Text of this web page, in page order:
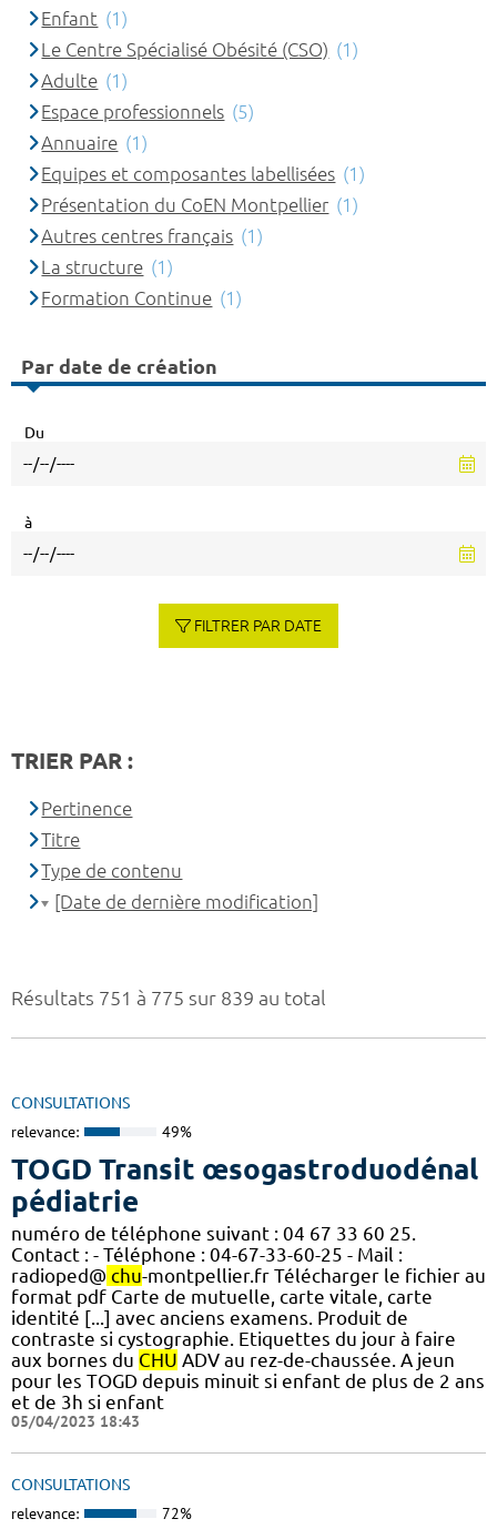
Résultats 751 à 775 sur 839 au total
CONSULTATIONS
relevance: 49%
TOGD Transit œsogastroduodénal
pédiatrie
numéro de téléphone suivant : 04 67 33 60 25.
Contact : - Téléphone : 04-67-33-60-25 - Mail :
radioped@ chu-montpellier.fr Télécharger le fichier au
format pdf Carte de mutuelle, carte vitale, carte
identité [...] avec anciens examens. Produit de
contraste si cystographie. Etiquettes du jour à faire
aux bornes du CHU ADV au rez-de-chaussée. A jeun
pour les TOGD depuis minuit si enfant de plus de 2 ans
et de 3h si enfant
05/04/2023 18:43
CONSULTATIONS
relevance: 72%
Enfant (1)
Le Centre Spécialisé Obésité (CSO) (1)
Adulte (1)
Espace professionnels (5)
Annuaire (1)
Equipes et composantes labellisées (1)
Présentation du CoEN Montpellier (1)
Autres centres français (1)
La structure (1)
Formation Continue (1)
Par date de création
Du
à
FILTRER PAR DATE
TRIER PAR :
Pertinence
Titre
Type de contenu
[Date de dernière modification]